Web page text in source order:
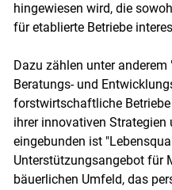
hingewiesen wird, die
für etablierte Betriebe
Dazu zählen unter
Beratungs- und
forstwirtschaftliche
ihrer innovativen Strategien
eingebunden ist
Unterstützungsangebot für
bäuerlichen Umfeld, das